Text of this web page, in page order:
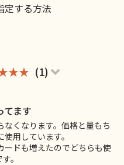
定する方法
(1)
てます
くなります。価格と量もち
用しています。
ードも増えたのでどちらも使
。